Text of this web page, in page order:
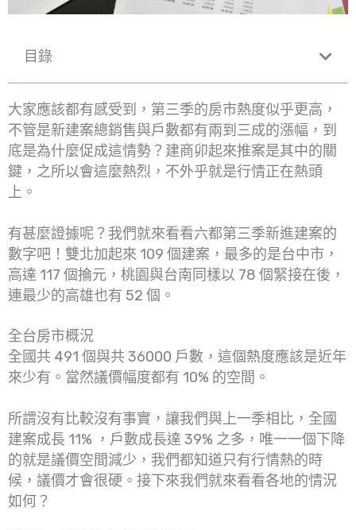
目錄
大家應該都有感受到，第三季的房市熱度似乎更高，
不管是新建案總銷售與戶數都有兩到三成的漲幅，到
底是為什麼促成這情勢？建商卯起來推案是其中的關
鍵，之所以會這麼熱烈，不外乎就是行情正在熱頭
上。
有甚麼證據呢？我們就來看看六都第三季新進建案的
數字吧！雙北加起來 109 個建案，最多的是台中市，
高達 117 個掄元，桃園與台南同樣以 78 個緊接在後，
連最少的高雄也有 52 個。
全台房市概況
全國共 491 個與共 36000 戶數，這個熱度應該是近年
來少有。當然議價幅度都有 10% 的空間。
所謂沒有比較沒有事實，讓我們與上一季相比，全國
建案成長 11% ，戶數成長達 39% 之多，唯一一個下降
的就是議價空間減少，我們都知道只有行情熱的時
候，議價才會很硬。接下來我們就來看看各地的情況
如何？